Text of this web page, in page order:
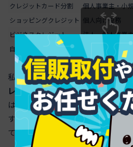
クレジットカード分割
個人事業主・小
ショッピングクレジット 個人向け役務
ビジネスクレジット
法人・個人事業
自社分割
どちらも
スクロールできます
私の視点で言いますと、ホームペ
レジットが最も「ケンカになりに
は、発注側・制作会社・信販会社
す。制作会社は制作に集中し、回
て管理します。